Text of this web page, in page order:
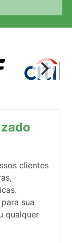
clientes
sua
qualquer